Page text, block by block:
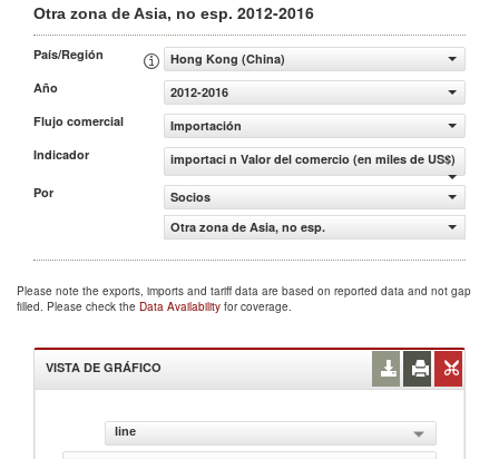
Otra zona de Asia, no esp. 2012-2016
País/Región
Hong Kong (China)
Año
2012-2016
Flujo comercial
Importación
Indicador
importaci n Valor del comercio (en miles de US$)
Por
Socios
Otra zona de Asia, no esp.
Please note the exports, imports and tariff data are based on reported data and not gap
filled. Please check the Data Availability for coverage.
VISTA DE GRÁFICO
line